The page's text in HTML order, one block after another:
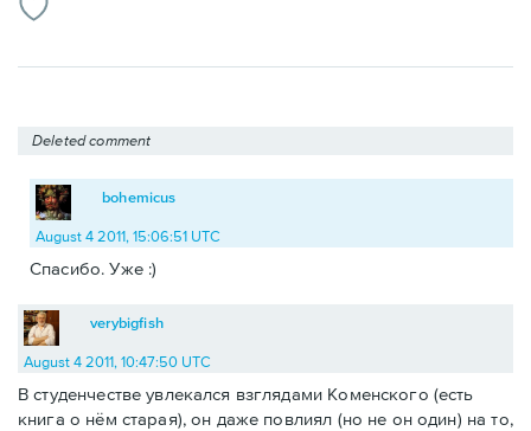
Deleted comment
bohemicus
August 4 2011, 15:06:51 UTC
Спасибо. Уже :)
verybigfish
August 4 2011, 10:47:50 UTC
В студенчестве увлекался взглядами Коменского (есть
книга о нём старая), он даже повлиял (но не он один) на то,